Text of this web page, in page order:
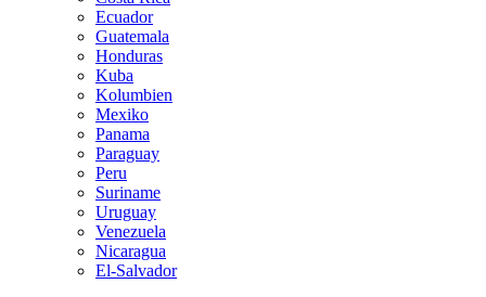
Ecuador
Guatemala
Honduras
Kuba
Kolumbien
Mexiko
Panama
Paraguay
Peru
Suriname
Uruguay
Venezuela
Nicaragua
El-Salvador